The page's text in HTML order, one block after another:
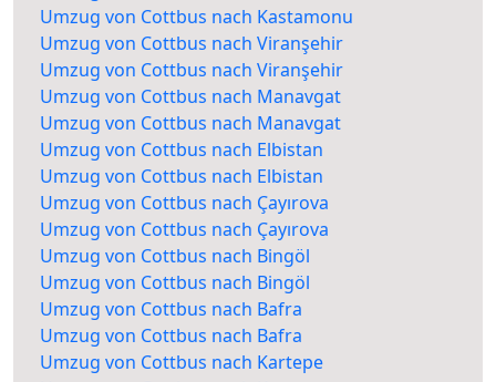
Umzug von Cottbus nach Kastamonu
Umzug von Cottbus nach Viranşehir
Umzug von Cottbus nach Viranşehir
Umzug von Cottbus nach Manavgat
Umzug von Cottbus nach Manavgat
Umzug von Cottbus nach Elbistan
Umzug von Cottbus nach Elbistan
Umzug von Cottbus nach Çayırova
Umzug von Cottbus nach Çayırova
Umzug von Cottbus nach Bingöl
Umzug von Cottbus nach Bingöl
Umzug von Cottbus nach Bafra
Umzug von Cottbus nach Bafra
Umzug von Cottbus nach Kartepe